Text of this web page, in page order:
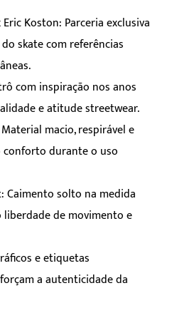
Koston: Parceria exclusiva
skate com referências
com inspiração nos anos
e atitude streetwear.
macio, respirável e
durante o uso
Caimento solto na medida
de movimento e
e etiquetas
a autenticidade da